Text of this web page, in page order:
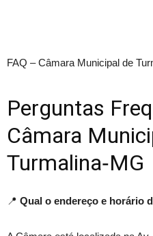
FAQ – Câmara Municipal de
Perguntas
Câmara
Turmalina‑MG
📍 Qual o endereço e horário